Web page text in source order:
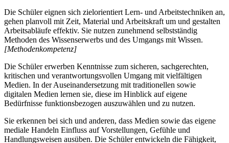
Die Schüler eignen sich zielorientiert Lern- und Arbeitstechniken an,
gehen planvoll mit Zeit, Material und Arbeitskraft um und gestalten
Arbeitsabläufe effektiv. Sie nutzen zunehmend selbstständig
Methoden des Wissenserwerbs und des Umgangs mit Wissen.
[Methodenkompetenz]
Die Schüler erwerben Kenntnisse zum sicheren, sachgerechten,
kritischen und verantwortungsvollen Umgang mit vielfältigen
Medien. In der Auseinandersetzung mit traditionellen sowie
digitalen Medien lernen sie, diese im Hinblick auf eigene
Bedürfnisse funktionsbezogen auszuwählen und zu nutzen.
Sie erkennen bei sich und anderen, dass Medien sowie das eigene
mediale Handeln Einfluss auf Vorstellungen, Gefühle und
Handlungsweisen ausüben. Die Schüler entwickeln die Fähigkeit,